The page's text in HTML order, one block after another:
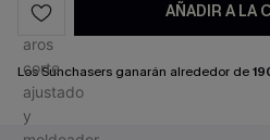
AÑADIR A LA
Los Sunchasers ganarán alrededor de